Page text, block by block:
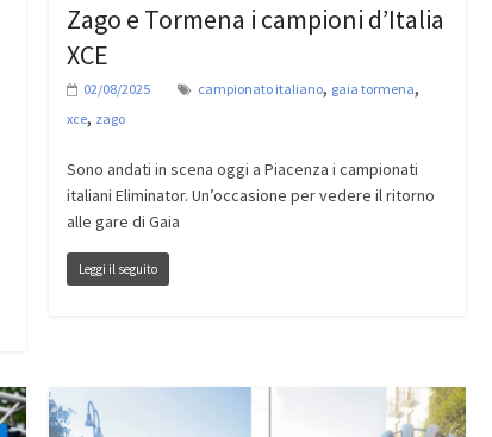
Zago e Tormena i campioni d’Italia
XCE
02/08/2025 campionato italiano, gaia tormena,
xce, zago
Sono andati in scena oggi a Piacenza i campionati
italiani Eliminator. Un’occasione per vedere il ritorno
alle gare di Gaia
Leggi il seguito